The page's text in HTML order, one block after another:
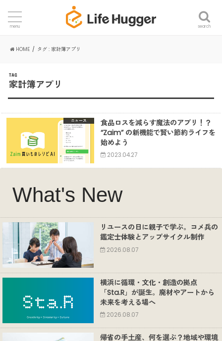
search
menu
HOME タグ : 家計簿アプリ
TAG
家計簿アプリ
ニュース
食品ロスを減らす魔法のアプリ！？
“Zaim” の新機能で賢い節約ライフを
始めよう
2023.04.27
What's New
リユースの日に親子で学ぶ。コメ兵の
鑑定士体験とアップサイクル制作
2026.08.07
横浜に循環・文化・創造の拠点
「Sta.R」が誕生。廃材やアートから
未来を考える場へ
2026.08.07
帰省の手土産、何を選ぶ？地域や環境